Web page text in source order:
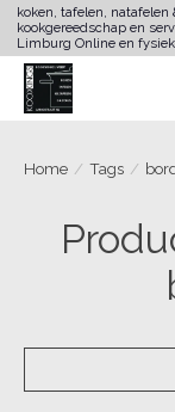
koken, tafelen,
kookgereedschap en
Limburg Online en
Home / Tags /